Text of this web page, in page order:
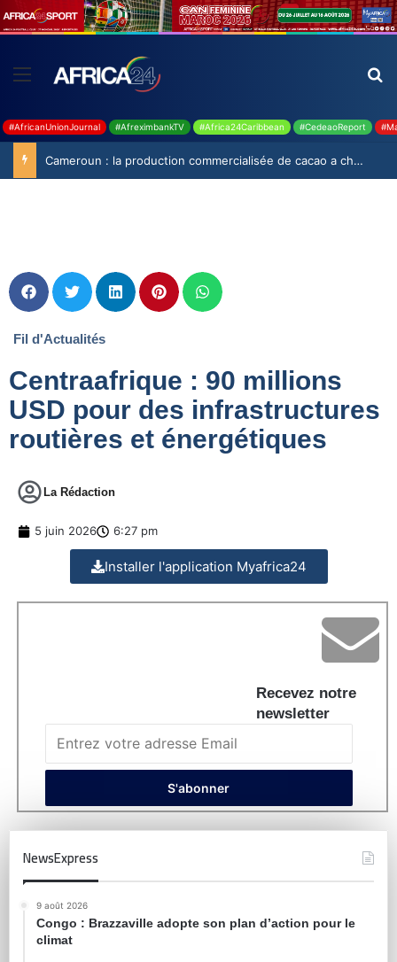
#AfricanUnionJournal #AfreximbankTV #Africa24Caribbean #CedeaoReport
Cameroun : la production commercialisée de cacao a chuté de 19,9% durant la saison 2025-2026
Fil d'Actualités
Centraafrique : 90 millions
USD pour des infrastructures
routières et énergétiques
La Rédaction
5 juin 2026 6:27 pm
Installer l'application Myafrica24
Recevez notre
newsletter
NewsExpress
9 août 2026
Congo : Brazzaville adopte son plan d’action pour le
climat